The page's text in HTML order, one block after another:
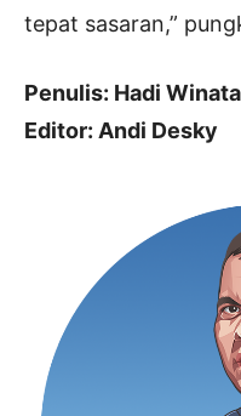
tepat sasaran,”
Penulis: Hadi Winata
Editor: Andi Desky